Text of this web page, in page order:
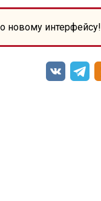
новому интерфейсу!